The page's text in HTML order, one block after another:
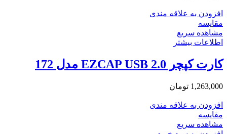
افزودن به علاقه مندی
مقایسه
مشاهده سریع
اطلاعات بیشتر
کارت کپچر EZCAP USB 2.0 مدل 172
1,263,000 تومان
افزودن به علاقه مندی
مقایسه
مشاهده سریع